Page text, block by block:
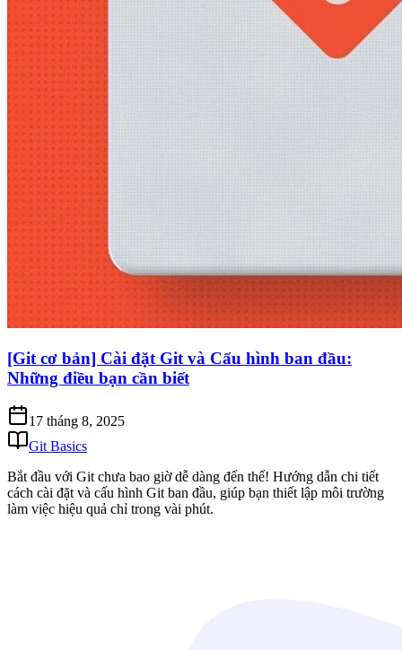
[Git cơ bản] Cài đặt Git và Cấu hình ban đầu:
Những điều bạn cần biết
17 tháng 8, 2025
Git Basics
Bắt đầu với Git chưa bao giờ dễ dàng đến thế! Hướng dẫn chi tiết
cách cài đặt và cấu hình Git ban đầu, giúp bạn thiết lập môi trường
làm việc hiệu quả chỉ trong vài phút.